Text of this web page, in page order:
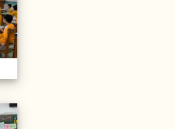
20211206校內語文競賽